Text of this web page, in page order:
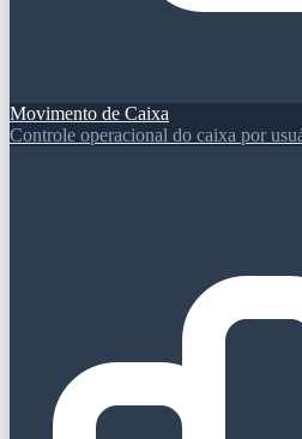
Movimento de Caixa
Controle operacional do caixa por